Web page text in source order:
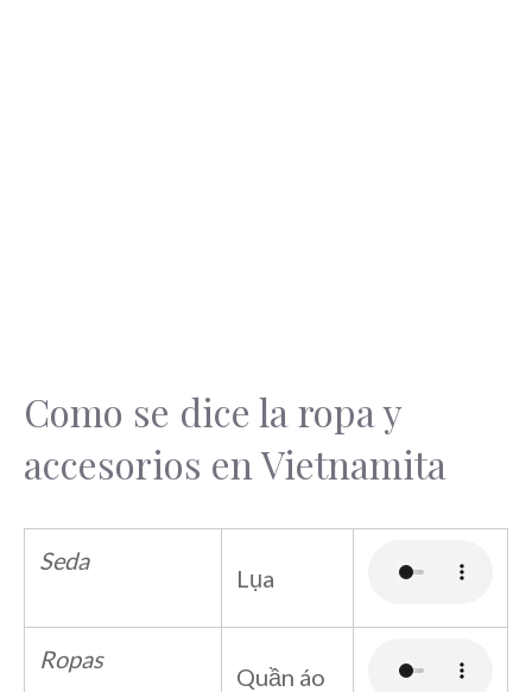
Como se dice la ropa y
accesorios en Vietnamita
Seda
Lụa
Ropas
Quần áo